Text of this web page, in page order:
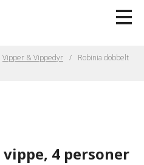
Vipper & Vippedyr
Robinia dobbelt
4 personer